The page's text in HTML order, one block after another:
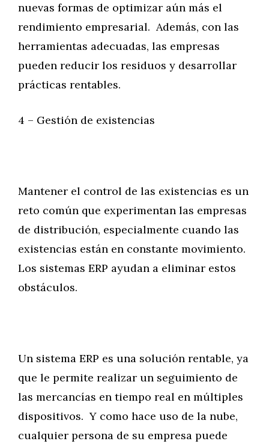
nuevas formas de optimizar aún más el
rendimiento empresarial. Además, con las
herramientas adecuadas, las empresas
pueden reducir los residuos y desarrollar
prácticas rentables.
4 – Gestión de existencias
Mantener el control de las existencias es un
reto común que experimentan las empresas
de distribución, especialmente cuando las
existencias están en constante movimiento.
Los sistemas ERP ayudan a eliminar estos
obstáculos.
Un sistema ERP es una solución rentable, ya
que le permite realizar un seguimiento de
las mercancías en tiempo real en múltiples
dispositivos. Y como hace uso de la nube,
cualquier persona de su empresa puede